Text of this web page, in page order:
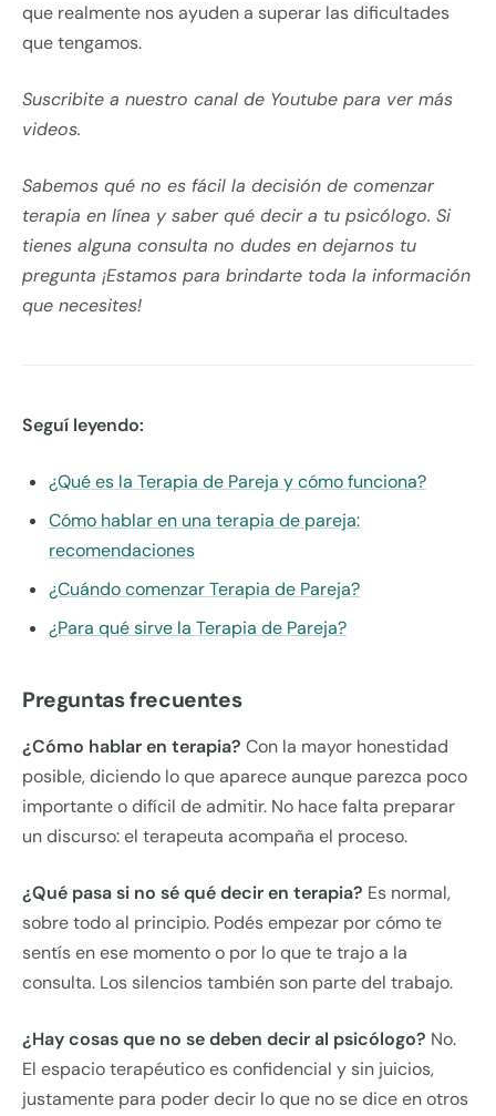
que realmente nos ayuden a superar las dificultades
que tengamos.
Suscribite a nuestro canal de Youtube para ver más
videos.
Sabemos qué no es fácil la decisión de comenzar
terapia en línea y saber qué decir a tu psicólogo. Si
tienes alguna consulta no dudes en dejarnos tu
pregunta ¡Estamos para brindarte toda la información
que necesites!
Seguí leyendo:
¿Qué es la Terapia de Pareja y cómo funciona?
Cómo hablar en una terapia de pareja:
recomendaciones
¿Cuándo comenzar Terapia de Pareja?
¿Para qué sirve la Terapia de Pareja?
Preguntas frecuentes
¿Cómo hablar en terapia? Con la mayor honestidad
posible, diciendo lo que aparece aunque parezca poco
importante o difícil de admitir. No hace falta preparar
un discurso: el terapeuta acompaña el proceso.
¿Qué pasa si no sé qué decir en terapia? Es normal,
sobre todo al principio. Podés empezar por cómo te
sentís en ese momento o por lo que te trajo a la
consulta. Los silencios también son parte del trabajo.
¿Hay cosas que no se deben decir al psicólogo? No.
El espacio terapéutico es confidencial y sin juicios,
justamente para poder decir lo que no se dice en otros